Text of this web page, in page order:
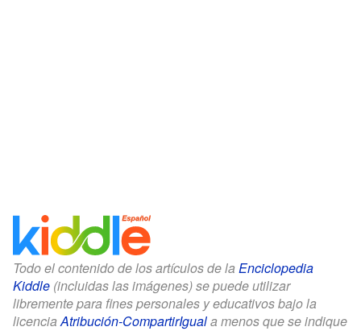
Todo el contenido de los artículos de la Enciclopedia
Kiddle (incluidas las imágenes) se puede utilizar
libremente para fines personales y educativos bajo la
licencia Atribución-CompartirIguala menos que se indique